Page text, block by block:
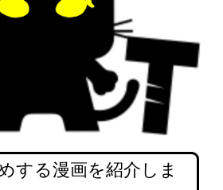
する漫画を紹介しま